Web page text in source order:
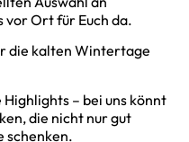
vor Ort für Euch da.
die kalten Wintertage
– bei uns könnt
die nicht nur gut
schenken.